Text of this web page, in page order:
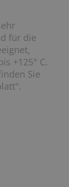
für die
+125° C.
Sie